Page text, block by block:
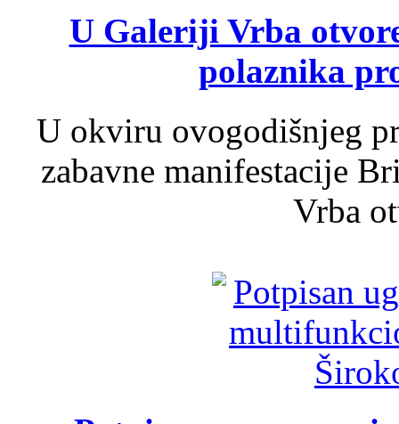
U Galeriji Vrba
polaznika
U okviru ovogodišnjeg
zabavne manifestacije
Vrba